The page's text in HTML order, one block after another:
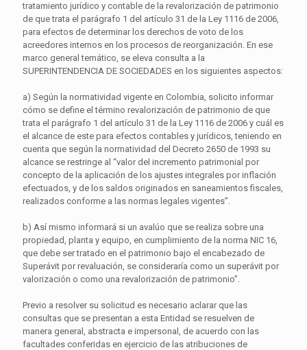
tratamiento jurídico y contable de la revalorización de patrimonio
de que trata el parágrafo 1 del artículo 31 de la Ley 1116 de 2006,
para efectos de determinar los derechos de voto de los
acreedores internos en los procesos de reorganización. En ese
marco general temático, se eleva consulta a la
SUPERINTENDENCIA DE SOCIEDADES en los siguientes aspectos:
a) Según la normatividad vigente en Colombia, solicito informar
cómo se define el término revalorización de patrimonio de que
trata el parágrafo 1 del artículo 31 de la Ley 1116 de 2006 y cuál es
el alcance de este para efectos contables y jurídicos, teniendo en
cuenta que según la normatividad del Decreto 2650 de 1993 su
alcance se restringe al “valor del incremento patrimonial por
concepto de la aplicación de los ajustes integrales por inflación
efectuados, y de los saldos originados en saneamientos fiscales,
realizados conforme a las normas legales vigentes”.
b) Así mismo informará si un avalúo que se realiza sobre una
propiedad, planta y equipo, en cumplimiento de la norma NIC 16,
que debe ser tratado en el patrimonio bajo el encabezado de
Superávit por revaluación, se consideraría como un superávit por
valorización o como una revalorización de patrimonio”.
Previo a resolver su solicitud es necesario aclarar que las
consultas que se presentan a esta Entidad se resuelven de
manera general, abstracta e impersonal, de acuerdo con las
facultades conferidas en ejercicio de las atribuciones de